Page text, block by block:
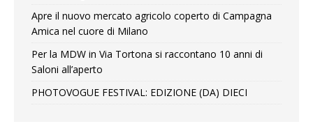
Apre il nuovo mercato agricolo coperto di Campagna
Amica nel cuore di Milano
Per la MDW in Via Tortona si raccontano 10 anni di
Saloni all’aperto
PHOTOVOGUE FESTIVAL: EDIZIONE (DA) DIECI